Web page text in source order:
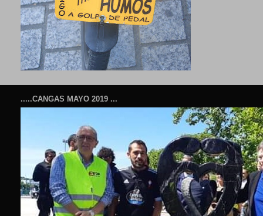
.....CANGAS MAYO 2019 ...